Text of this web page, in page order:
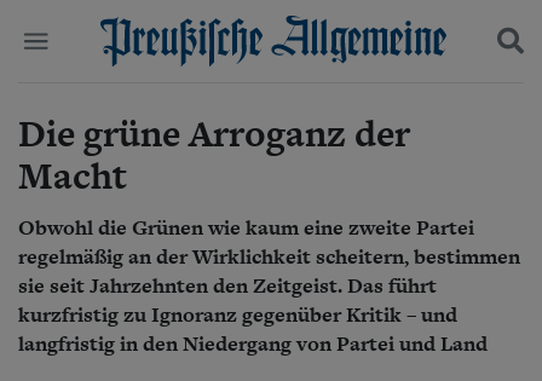
Politik
Kultur
Gesellschaft
Leben
Geschichte
Ostpreußen
Pommern
Berlin-Brandenburg
Suchen und finden
Die grüne Arroganz der
Macht
Obwohl die Grünen wie kaum eine zweite Partei
regelmäßig an der Wirklichkeit scheitern, bestimmen
sie seit Jahrzehnten den Zeitgeist. Das führt
kurzfristig zu Ignoranz gegenüber Kritik – und
langfristig in den Niedergang von Partei und Land